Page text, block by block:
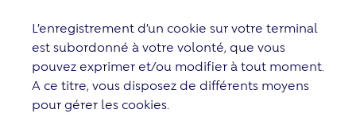
L’enregistrement d’un cookie sur votre terminal
est subordonné à votre volonté, que vous
pouvez exprimer et/ou modifier à tout moment.
A ce titre, vous disposez de différents moyens
pour gérer les cookies.